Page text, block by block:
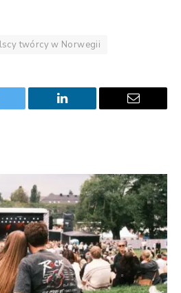
twórcy w Norwegii
LinkedIn Email